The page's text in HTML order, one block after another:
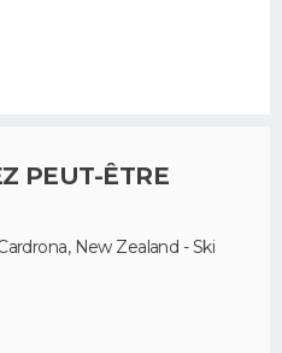
PEUT-ÊTRE
New Zealand - Ski